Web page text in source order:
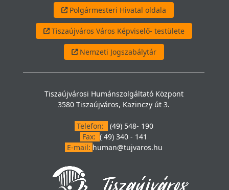
Polgármesteri Hivatal oldala
Tiszaújváros Város Képviselő- testülete
Nemzeti Jogszabálytár
Tiszaújvárosi Humánszolgáltató Központ
3580 Tiszaújváros, Kazinczy út 3.
Telefon:
(49) 548- 190
Fax: ( 49) 340 - 141
E-mail: human@tujvaros.hu